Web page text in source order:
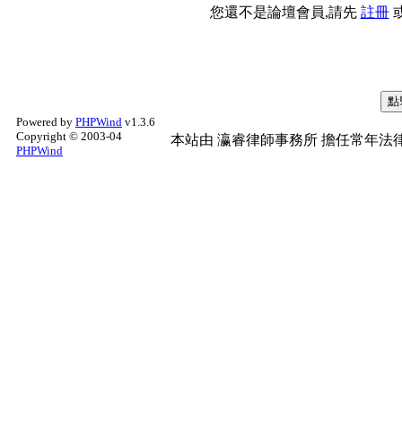
您還不是論壇會員,請先 註冊
Powered by PHPWind v1.3.6
Copyright © 2003-04
PHPWind
本站由 瀛睿律師事務所 擔任常年法